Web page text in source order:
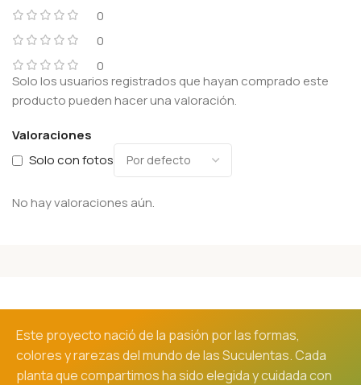
0
0
0
Valoraciones
Solo con fotos
No hay valoraciones aún.
Solo los usuarios registrados que hayan comprado este
producto pueden hacer una valoración.
Este proyecto nació de la pasión por las formas,
colores y rarezas del mundo de las Suculentas. Cada
planta que compartimos ha sido elegida y cuidada con